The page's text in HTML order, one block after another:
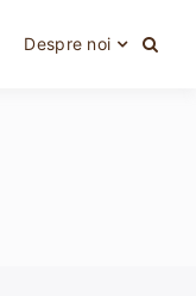
Despre noi